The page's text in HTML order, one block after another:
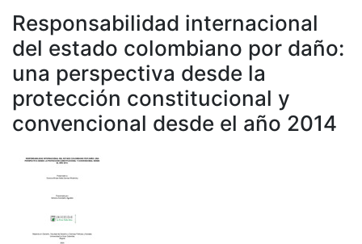
Guías
Responsabilidad internacional
del estado colombiano por daño:
una perspectiva desde la
protección constitucional y
convencional desde el año 2014